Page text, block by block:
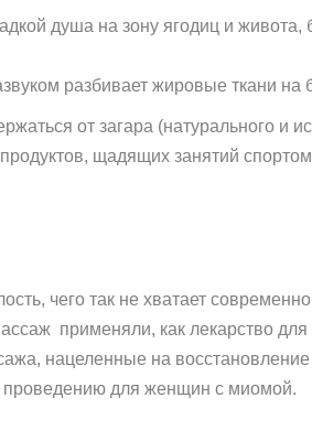
душа на зону ягодиц и живота,
разбивает жировые ткани на
от загара (натурального и
щадящих занятий
чего так не хватает
применяли, как лекарство
нацеленные на
проведению для женщин с миомой.